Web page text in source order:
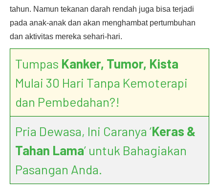
tahun. Namun tekanan darah rendah juga bisa terjadi
pada anak-anak dan akan menghambat pertumbuhan
dan aktivitas mereka sehari-hari.
Tumpas Kanker, Tumor, Kista
Mulai 30 Hari Tanpa Kemoterapi
dan Pembedahan?!
Pria Dewasa, Ini Caranya ‘Keras &
Tahan Lama’ untuk Bahagiakan
Pasangan Anda.